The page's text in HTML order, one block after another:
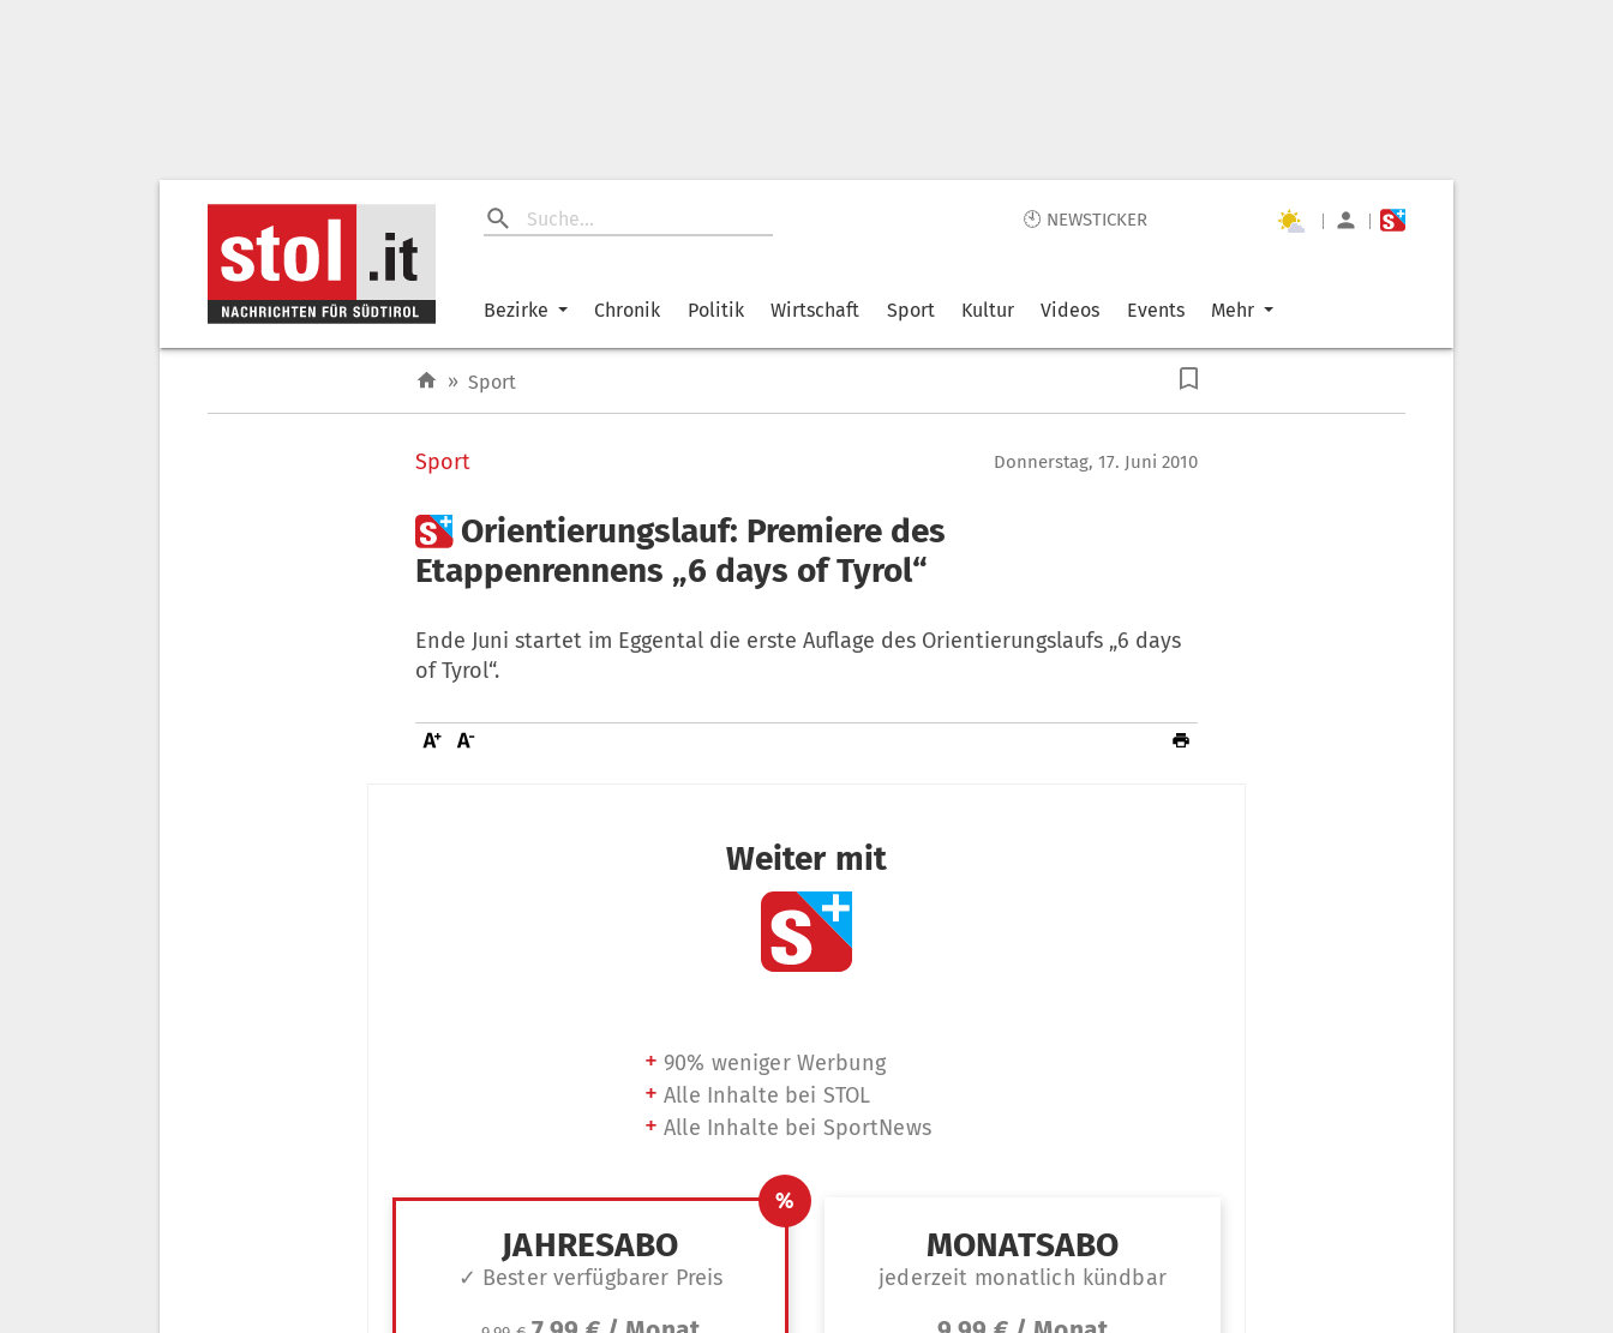
🕙 NEWSTICKER | |
Bezirke Chronik Politik Wirtschaft Sport Kultur Videos Events Mehr
» Sport
Sport Donnerstag, 17. Juni 2010
 Orientierungslauf: Premiere des
Etappenrennens „6 days of Tyrol“
Ende Juni startet im Eggental die erste Auflage des Orientierungslaufs „6 days
of Tyrol“.